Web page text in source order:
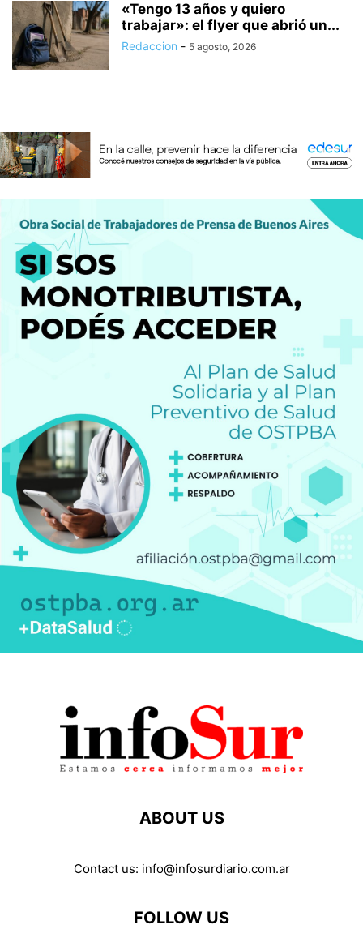
«Tengo 13 años y quiero
trabajar»: el flyer que abrió un...
Redaccion - 5 agosto, 2026
ABOUT US
Contact us: info@infosurdiario.com.ar
FOLLOW US